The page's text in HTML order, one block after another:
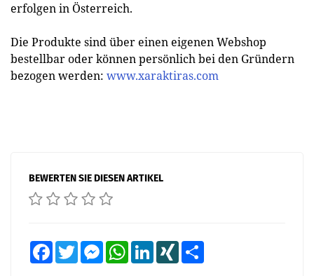
erfolgen in Österreich.
Die Produkte sind über einen eigenen Webshop
bestellbar oder können persönlich bei den Gründern
bezogen werden: www.xaraktiras.com
BEWERTEN SIE DIESEN ARTIKEL
FacebookTwitter MessengerWhatsAppLinkedInXING